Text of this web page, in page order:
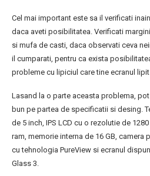
Cel mai important este sa il verificati
daca aveti posibilitatea. Verificati
si mufa de casti, daca observati ceva
il cumparati, pentru ca exista
probleme cu lipiciul care tine ecranul
Lasand la o parte aceasta problema,
bun pe partea de specificatii si desing.
de 5 inch, IPS LCD cu o rezolutie de
ram, memorie interna de 16 GB, camera
cu tehnologia PureView si ecranul
Glass 3.